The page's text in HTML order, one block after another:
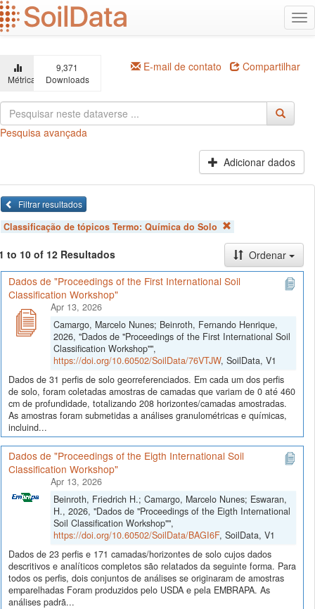
Ir
para
o
principal
Métricas
9,371
Downloads
E-mail de contato Compartilhar
Pesquisa avançada
Adicionar dados
Filtrar resultados
Classificação de tópicos Termo: Química do Solo
to 10 of 12 Resultados
Ordenar
Dados de "Proceedings of the First International Soil
Classification Workshop"
Apr 13, 2026
Camargo, Marcelo Nunes; Beinroth, Fernando Henrique,
2026, "Dados de "Proceedings of the First International Soil
Classification Workshop"",
https://doi.org/10.60502/SoilData/76VTJW, SoilData, V1
Dados de 31 perfis de solo georreferenciados. Em cada um dos perfis
de solo, foram coletadas amostras de camadas que variam de 0 até 460
cm de profundidade, totalizando 208 horizontes/camadas amostradas.
As amostras foram submetidas a análises granulométricas e químicas,
incluind...
Dados de "Proceedings of the Eigth International Soil
Classification Workshop"
Apr 13, 2026
Beinroth, Friedrich H.; Camargo, Marcelo Nunes; Eswaran,
H., 2026, "Dados de "Proceedings of the Eigth International
Soil Classification Workshop"",
https://doi.org/10.60502/SoilData/BAGI6F, SoilData, V1
Dados de 23 perfis e 171 camadas/horizontes de solo cujos dados
descritivos e analíticos completos são relatados da seguinte forma. Para
todos os perfis, dois conjuntos de análises se originaram de amostras
emparelhadas Foram produzidos pelo USDA e pela EMBRAPA. As
análises padrã...